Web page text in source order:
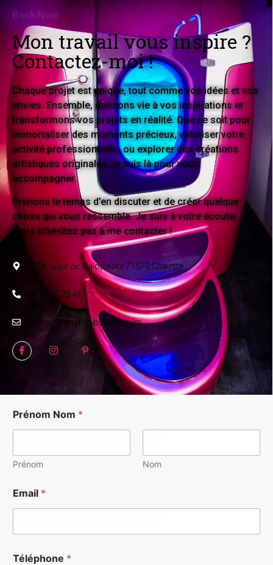
Mon travail vous inspire ?
Contactez-moi !
Book Now
Chaque projet est unique, tout comme vos idées et vos
envies. Ensemble, donnons vie à vos inspirations et
transformons vos projets en réalité. Que ce soit pour
immortaliser des moments précieux, valoriser votre
activité professionnelle, ou explorer des créations
artistiques originales, je suis là pour vous
accompagner.
Prenons le temps d’en discuter et de créer quelque
chose qui vous ressemble. Je suis à votre écoute,
alors n’hésitez pas à me contacter !
1374 route de Galopières 71570 Chaintré
06 28 33 26 48
contact@gaetan-bouvier.com
Prénom Nom *
Prénom Nom
Email *
Téléphone *